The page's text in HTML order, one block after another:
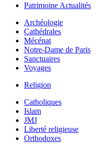
Patrimoine Actualités
Archéologie
Cathédrales
Mécénat
Notre-Dame de Paris
Sanctuaires
Voyages
Religion
Catholiques
Islam
JMJ
Liberté religieuse
Orthodoxes